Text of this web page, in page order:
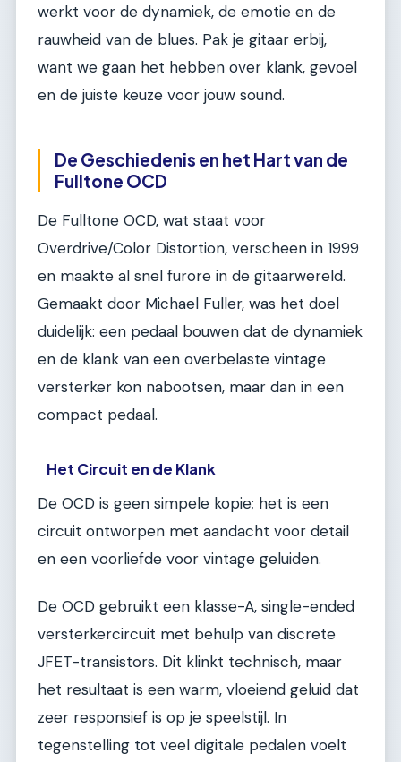
werkt voor de dynamiek, de emotie en de
rauwheid van de blues. Pak je gitaar erbij,
want we gaan het hebben over klank, gevoel
en de juiste keuze voor jouw sound.
De Geschiedenis en het Hart van de
Fulltone OCD
De Fulltone OCD, wat staat voor
Overdrive/Color Distortion, verscheen in 1999
en maakte al snel furore in de gitaarwereld.
Gemaakt door Michael Fuller, was het doel
duidelijk: een pedaal bouwen dat de dynamiek
en de klank van een overbelaste vintage
versterker kon nabootsen, maar dan in een
compact pedaal.
Het Circuit en de Klank
De OCD is geen simpele kopie; het is een
circuit ontworpen met aandacht voor detail
en een voorliefde voor vintage geluiden.
De OCD gebruikt een klasse-A, single-ended
versterkercircuit met behulp van discrete
JFET-transistors. Dit klinkt technisch, maar
het resultaat is een warm, vloeiend geluid dat
zeer responsief is op je speelstijl. In
tegenstelling tot veel digitale pedalen voelt